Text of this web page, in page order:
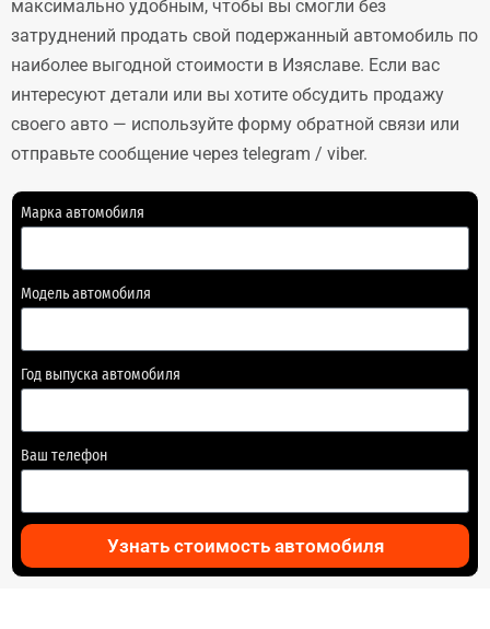
максимально удобным, чтобы вы смогли без
затруднений продать свой подержанный автомобиль по
наиболее выгодной стоимости в Изяславе. Если вас
интересуют детали или вы хотите обсудить продажу
своего авто — используйте форму обратной связи или
отправьте сообщение через telegram / viber.
Марка автомобиля
Модель автомобиля
Год выпуска автомобиля
Ваш телефон
Узнать стоимость автомобиля